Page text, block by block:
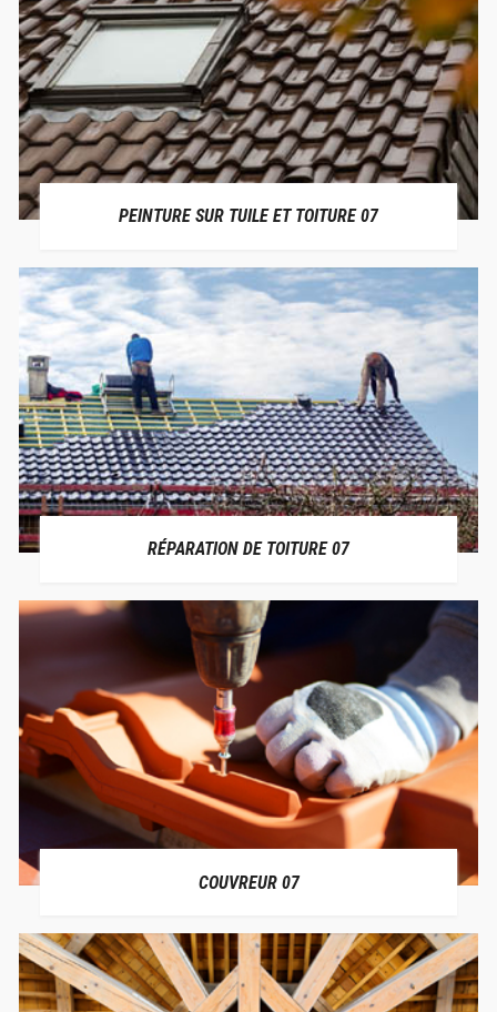
PEINTURE SUR TUILE ET TOITURE 07
RÉPARATION DE TOITURE 07
COUVREUR 07